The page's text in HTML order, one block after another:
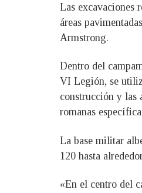
Las excavaciones
áreas
Armstrong.
Dentro del
VI Legión, se
construcción y las
romanas
La base militar
120 hasta
«En el centro del